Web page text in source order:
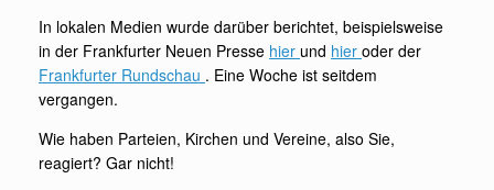
In lokalen Medien wurde darüber berichtet, beispielsweise
in der Frankfurter Neuen Presse hier und hier oder der
Frankfurter Rundschau . Eine Woche ist seitdem
vergangen.
Wie haben Parteien, Kirchen und Vereine, also Sie,
reagiert? Gar nicht!